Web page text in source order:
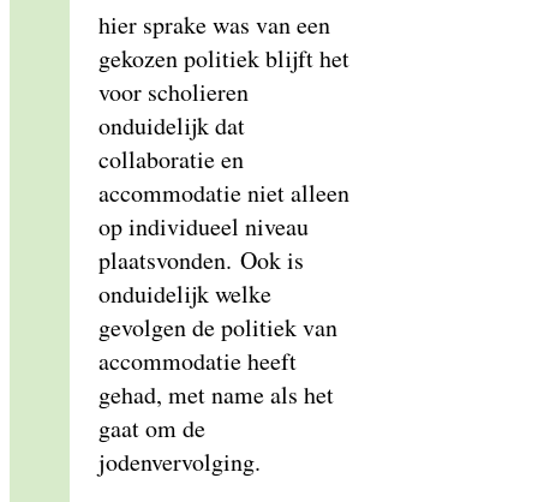
hier sprake was van een
gekozen politiek blijft het
voor scholieren
onduidelijk dat
collaboratie en
accommodatie niet alleen
op individueel niveau
plaatsvonden. Ook is
onduidelijk welke
gevolgen de politiek van
accommodatie heeft
gehad, met name als het
gaat om de
jodenvervolging.